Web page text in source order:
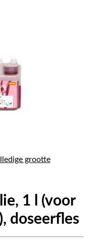
grootte
1 l (voor
doseerfles